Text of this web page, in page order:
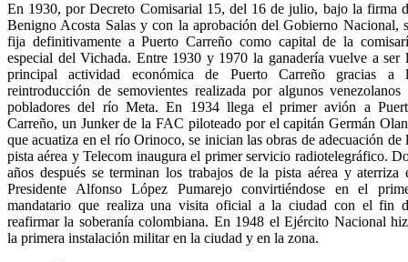
En 1930, por Decreto Comisarial 15, del 16 de julio, bajo la firma
Benigno Acosta Salas y con la aprobación del Gobierno Nacional,
fija definitivamente a Puerto Carreño como capital de la
especial del Vichada. Entre 1930 y 1970 la ganadería vuelve a ser
principal actividad económica de Puerto Carreño gracias a
reintroducción de semovientes realizada por algunos venezolanos
pobladores del río Meta. En 1934 llega el primer avión a
Carreño, un Junker de la FAC piloteado por el capitán Germán
que acuatiza en el río Orinoco, se inician las obras de adecuación de
pista aérea y Telecom inaugura el primer servicio radiotelegráfico.
años después se terminan los trabajos de la pista aérea y aterriza
Presidente Alfonso López Pumarejo convirtiéndose en el
mandatario que realiza una visita oficial a la ciudad con el fin
reafirmar la soberanía colombiana. En 1948 el Ejército Nacional
la primera instalación militar en la ciudad y en la zona.